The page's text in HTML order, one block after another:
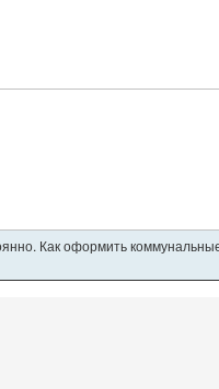
Как оформить